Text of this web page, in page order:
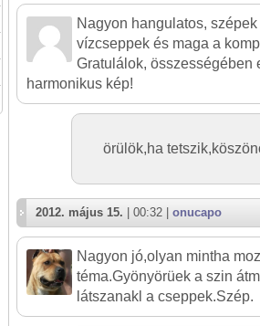
Nagyon hangulatos,
vízcseppek és maga a
Gratulálok, összességében
harmonikus kép!
örülök,ha
2012. május 15. | 00:32 | onucapo
Nagyon jó,olyan mintha
téma.Gyönyörüek a szin
látszanakl a cseppek.Szép.